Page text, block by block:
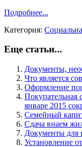
Подробнее...
Категория:
Еще статьи...
Документы,
Что является
Оформление
Покупательная
январе 2015
Семейный
Сдача внаем
Документы для
Установление